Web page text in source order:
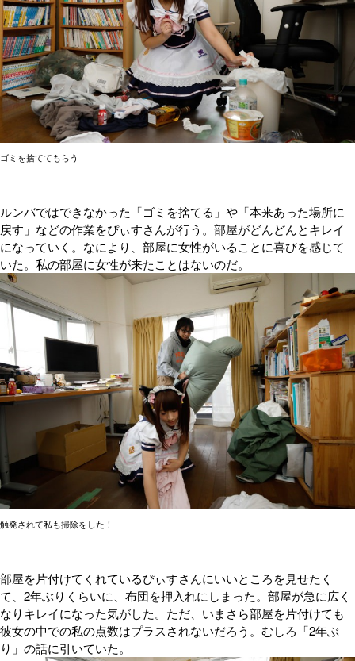
ゴミを捨ててもらう
ルンバではできなかった「ゴミを捨てる」や「本来あった場所に
戻す」などの作業をぴぃすさんが行う。部屋がどんどんとキレイ
になっていく。なにより、部屋に女性がいることに喜びを感じて
いた。私の部屋に女性が来たことはないのだ。
触発されて私も掃除をした！
部屋を片付けてくれているぴぃすさんにいいところを見せたく
て、2年ぶりくらいに、布団を押入れにしまった。部屋が急に広く
なりキレイになった気がした。ただ、いまさら部屋を片付けても
彼女の中での私の点数はプラスされないだろう。むしろ「2年ぶ
り」の話に引いていた。